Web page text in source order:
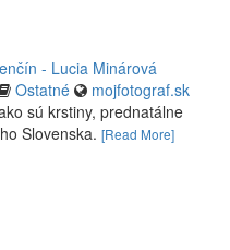
- Lucia Minárová
Ostatné
mojfotograf.sk
sú krstiny, prednatálne
Slovenska. [Read More]